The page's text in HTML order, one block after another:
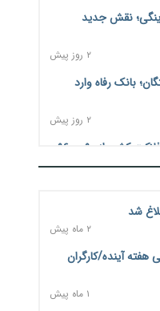
نقش جدید
۲ روز پیش
بانک رفاه وارد
۲ روز پیش
فشار اقتصادی در مسیر صعود؛ شاخص فلاکت کشور از ۹۰ به ۹۶
فین‌تک‌ها وارد میدان
۲ روز پیش
۲ روز پیش
۲ ماه پیش
هفته آینده/کارگران
۱ ماه پیش